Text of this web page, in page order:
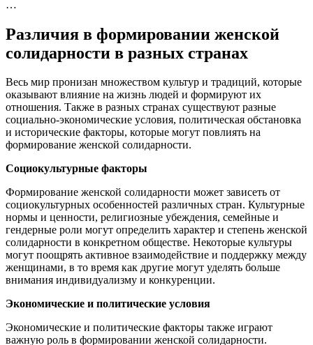
…
Различия в формировании женской
солидарности в разных странах
Весь мир пронизан множеством культур и традиций, которые
оказывают влияние на жизнь людей и формируют их
отношения. Также в разных странах существуют разные
социально-экономические условия, политическая обстановка
и исторические факторы, которые могут повлиять на
формирование женской солидарности.
Социокультурные факторы
Формирование женской солидарности может зависеть от
социокультурных особенностей различных стран. Культурные
нормы и ценности, религиозные убеждения, семейные и
гендерные роли могут определить характер и степень женской
солидарности в конкретном обществе. Некоторые культуры
могут поощрять активное взаимодействие и поддержку между
женщинами, в то время как другие могут уделять больше
внимания индивидуализму и конкуренции.
Экономические и политические условия
Экономические и политические факторы также играют
важную роль в формировании женской солидарности.